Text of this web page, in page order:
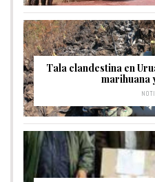
Tala clandestina en
marihuana